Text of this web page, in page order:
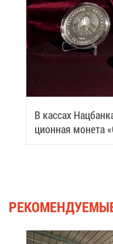
В кас­сах
ци­он­ная мо­не­та